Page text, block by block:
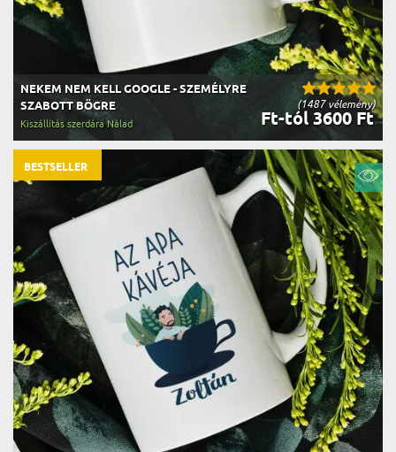
(1487 vélemény)
NEKEM NEM KELL GOOGLE - SZEMÉLYRE
SZABOTT BÖGRE
Ft-tól 3600 Ft
Kiszállítás szerdára Nálad
BESTSELLER